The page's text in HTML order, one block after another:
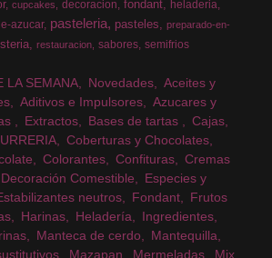
cupcakes decoracion fondant
heladeria
azucar pasteleria pasteles
preparado-en-
restauracion sabores semifrios
LA SEMANA Novedades
Aceites y
Aditivos e Impulsores
Azucares y
Extractos Bases de tartas
Cajas
Coberturas y Chocolates
Colorantes Confituras
Cremas
Decoración Comestible
Especies y
neutros Fondant
Frutos
Harinas Heladería
Ingredientes
Manteca de cerdo
Mantequilla
Mazapan Mermeladas
Mix